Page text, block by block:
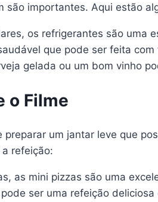
importantes. Aqui estão
os refrigerantes são uma
que pode ser feita
gelada ou um bom vinho
o Filme
um jantar leve que
refeição:
as mini pizzas são uma
ser uma refeição deliciosa